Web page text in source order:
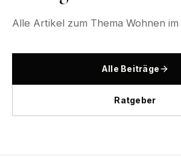
Alle Artikel zum Thema Wohnen
Alle Beiträge
Ratgeber